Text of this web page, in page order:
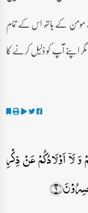
کے ہاتھ اس کے تمام
اپنے آپ کو ذلیل کرنے کا
لَاۤ اَوۡلَادُکُمۡ عَنۡ ذِکۡرِ